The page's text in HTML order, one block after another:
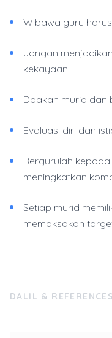
Wibawa guru
Jangan
kekayaan.
Doakan murid dan
Evaluasi diri dan
Bergurulah
meningkatkan
Setiap murid
memaksakan
DALIL & REFERENCES